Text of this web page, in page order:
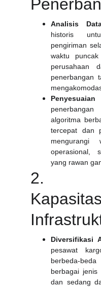
Analisis
historis
pengiriman
waktu
perusahaan
penerbangan
algoritma
tercepat dan
operasional,
yang rawan
2.
Diversifikasi
pesawat
berbeda-
berbagai
dan sedang